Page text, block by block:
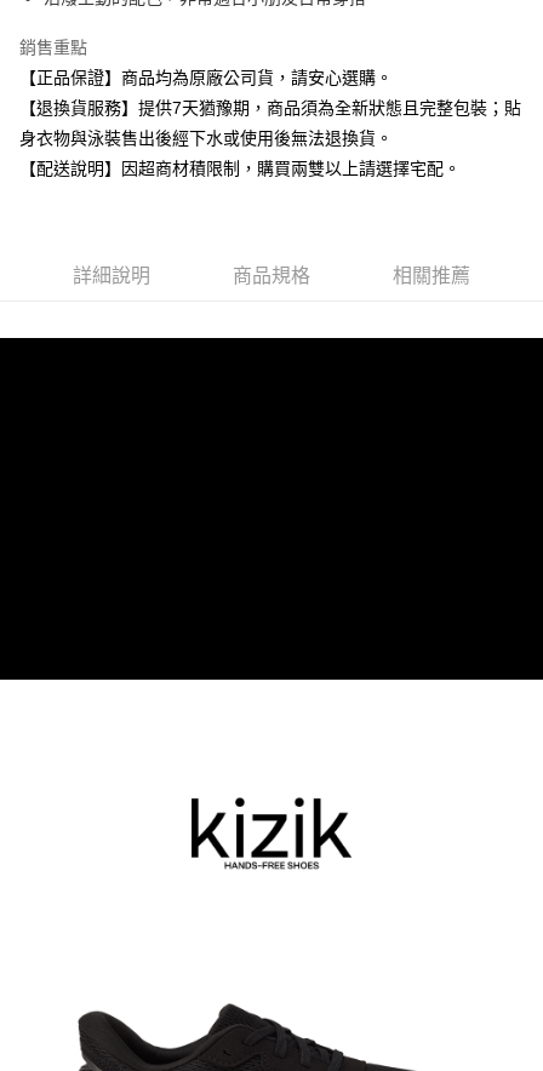
每筆NT$80，滿NT$599(含以上)免運費
7-11取貨付款
每筆NT$80，滿NT$599(含以上)免運費
銷售重點
【正品保證】商品均為原廠公司貨，請安心選購。
【退換貨服務】提供7天猶豫期，商品須為全新狀態且完整包裝；貼
身衣物與泳裝售出後經下水或使用後無法退換貨。
【配送說明】因超商材積限制，購買兩雙以上請選擇宅配。
詳細說明 商品規格 相關推薦